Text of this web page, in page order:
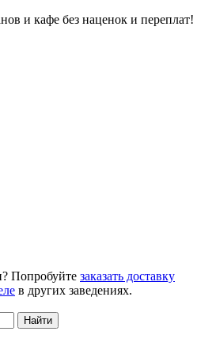
и кафе без наценок и переплат!
Попробуйте заказать доставку
в других заведениях.